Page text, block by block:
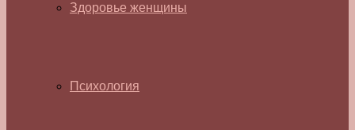
Здоровье женщины
Психология